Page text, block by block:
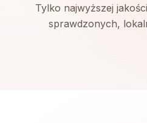
Tylko najwyższej
sprawdzonych,